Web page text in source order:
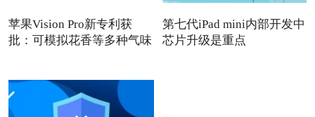
苹果Vision Pro新专利获
批：可模拟花香等多种气味
第七代iPad mini内部开发中
芯片升级是重点